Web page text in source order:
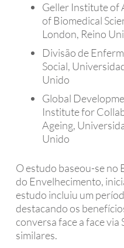
Geller Institute of
of Biomedical
London, Reino
Divisão de
Social,
Unido
Global
Institute for
Ageing,
Unido
O estudo baseou-se no
do Envelhecimento,
estudo incluiu um
destacando os
conversa face a face
similares.